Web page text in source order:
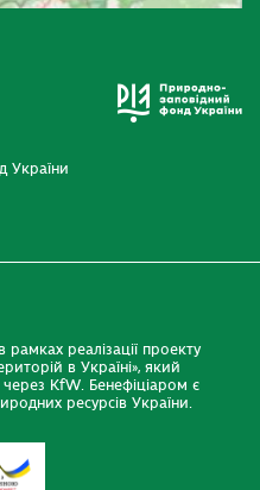
України
реалізації проекту
в Україні», який
через KfW. Бенефіціаром є
ресурсів України.